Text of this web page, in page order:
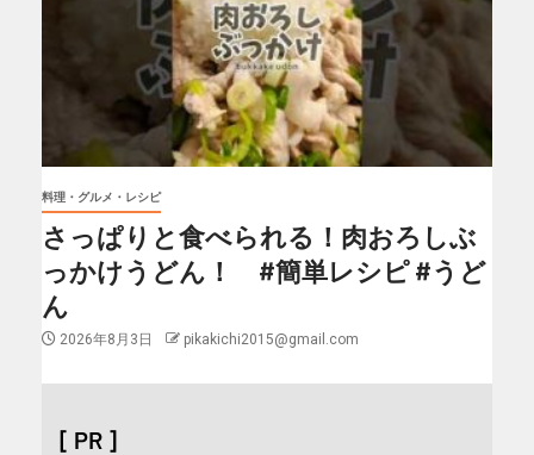
料理・グルメ・レシピ
さっぱりと食べられる！肉おろしぶ
っかけうどん！ #簡単レシピ #うど
ん
2026年8月3日 pikakichi2015@gmail.com
[ PR ]